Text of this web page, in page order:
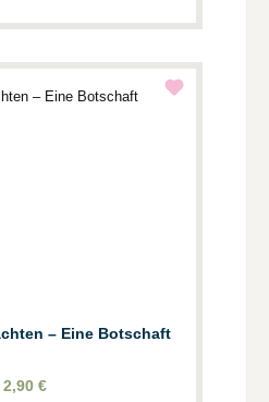
– Eine Botschaft
2,90 €